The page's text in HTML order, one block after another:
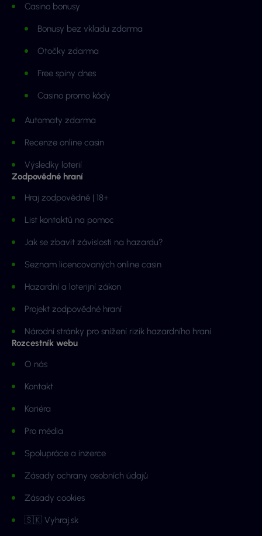
Casino bonusy
Bonusy bez vkladu zdarma
Otočky zdarma
Free spiny dnes
Casino promo kódy
Automaty zdarma
Recenze online casin
Výsledky loterií
Zodpovědné hraní
Hraj zodpovědně | 18+
List kontaktů na pomoc
Jak se zbavit závislosti na hazardu?
Seznam licencovaných online casin
Hazardní a loterijní zákon
Projekt zodpovědné hraní
Národní stránky pro snížení rizik hazardního hraní
Rozcestník webu
O nás
Kontakt
Kariéra
Pro média
Spolupráce a inzerce
Zásady ochrany osobních údajů
Zásady cookies
🇸🇰 Vyhraj.sk